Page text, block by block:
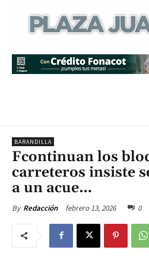
BARANDILLA
Fcontinuan los
carreteros insiste
a un acue…
By Redacción febrero 13, 2026 0